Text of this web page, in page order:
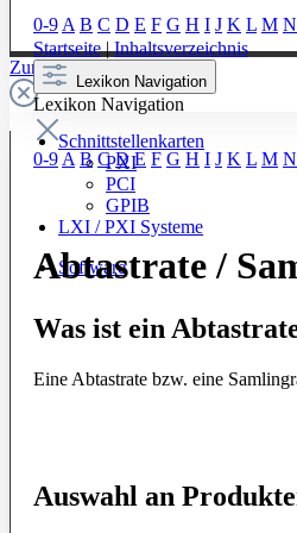
Zur Kategorie: Testsysteme
Schnittstellenkarten
PXI
PCI
GPIB
LXI / PXI Systeme
Software
0-9A B C D E F G H I J K L M N
Startseite|Inhaltsverzeichnis
Lexikon Navigation
Lexikon Navigation
0-9A B C D E F G H I J K L M N
Abtastrate /
Was ist ein
Eine Abtastrate bzw. eine
Auswahl an